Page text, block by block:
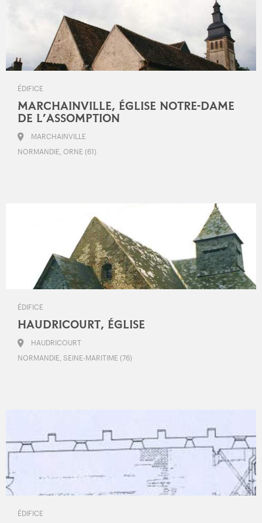
ÉDIFICE
MARCHAINVILLE, ÉGLISE NOTRE-DAME
DE L’ASSOMPTION
MARCHAINVILLE
NORMANDIE, ORNE (61)
ÉDIFICE
HAUDRICOURT, ÉGLISE
HAUDRICOURT
NORMANDIE, SEINE-MARITIME (76)
ÉDIFICE